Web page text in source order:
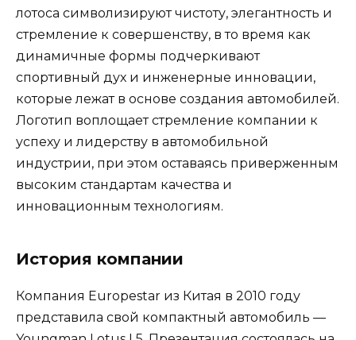
лотоса символизируют чистоту, элегантность и
стремление к совершенству, в то время как
динамичные формы подчеркивают
спортивный дух и инженерные инновации,
которые лежат в основе создания автомобилей.
Логотип воплощает стремление компании к
успеху и лидерству в автомобильной
индустрии, при этом оставаясь приверженным
высоким стандартам качества и
инновационным технологиям.
История компании
Компания Europestar из Китая в 2010 году
представила свой компактный автомобиль —